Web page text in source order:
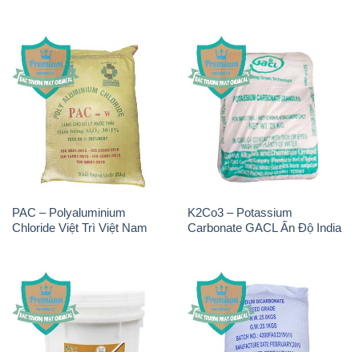
PAC – Polyaluminium
Chloride Việt Trì Việt Nam
K2Co3 – Potassium
Carbonate GACL Ấn Độ India